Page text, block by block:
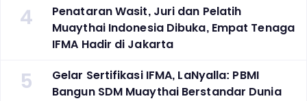
4
Penataran Wasit, Juri dan Pelatih
Muaythai Indonesia Dibuka, Empat Tenaga
IFMA Hadir di Jakarta
5
Gelar Sertifikasi IFMA, LaNyalla: PBMI
Bangun SDM Muaythai Berstandar Dunia